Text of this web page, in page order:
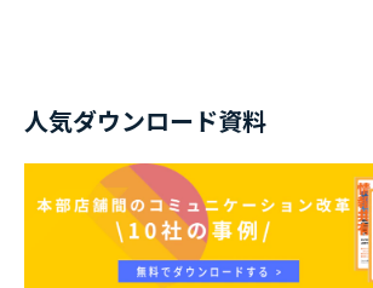
人気ダウンロード資料